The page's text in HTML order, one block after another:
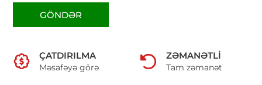
GÖNDƏR
ÇATDIRILMA
Məsafəyə görə
ZƏMANƏTLI
Tam zəmanət